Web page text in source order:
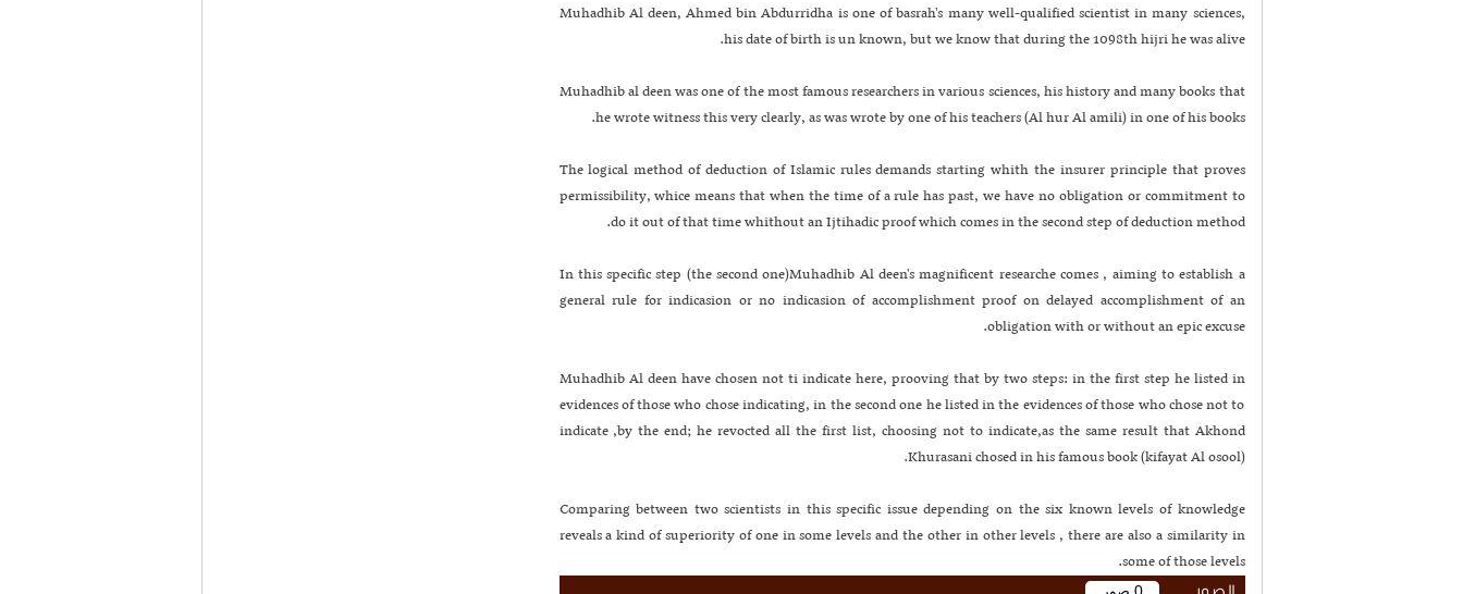
Muhadhib Al deen, Ahmed bin Abdurridha is one of basrah's many well-qualified scientist in many sciences,
his date of birth is un known, but we know that during the 1098th hijri he was alive.
Muhadhib al deen was one of the most famous researchers in various sciences, his history and many books that
he wrote witness this very clearly, as was wrote by one of his teachers (Al hur Al amili) in one of his books.
The logical method of deduction of Islamic rules demands starting whith the insurer principle that proves
permissibility, whice means that when the time of a rule has past, we have no obligation or commitment to
do it out of that time whithout an Ijtihadic proof which comes in the second step of deduction method.
In this specific step (the second one)Muhadhib Al deen's magnificent researche comes , aiming to establish a
general rule for indicasion or no indicasion of accomplishment proof on delayed accomplishment of an
obligation with or without an epic excuse.
Muhadhib Al deen have chosen not ti indicate here, prooving that by two steps: in the first step he listed in
evidences of those who chose indicating, in the second one he listed in the evidences of those who chose not to
indicate ,by the end; he revocted all the first list, choosing not to indicate,as the same result that Akhond
Khurasani chosed in his famous book (kifayat Al osool).
Comparing between two scientists in this specific issue depending on the six known levels of knowledge
reveals a kind of superiority of one in some levels and the other in other levels , there are also a similarity in
some of those levels.